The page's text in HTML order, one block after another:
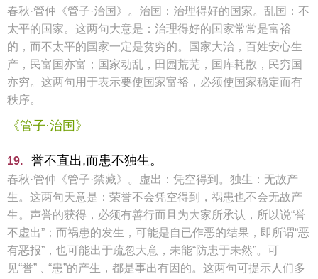
春秋·管仲《管子·治国》。治国：治理得好的国家。乱国：不
太平的国家。这两句大意是：治理得好的国家常常是富裕
的，而不太平的国家一定是贫穷的。国家大治，百姓安心生
产，民富国亦富；国家动乱，田园荒芜，国库耗散，民穷国
亦穷。这两句用于表示要使国家富裕，必须使国家稳定而有
秩序。
《管子·治国》
19. 誉不直出,而患不独生。
春秋·管仲《管子·禁藏》。虚出：凭空得到。独生：无故产
生。这两句天意是：荣誉不会凭空得到，祸患也不会无故产
生。声誉的获得，必须有善行而且为大家所承认，所以说“誉
不虚出”；而祸患的发生，可能是自已作恶的结果，即所谓“恶
有恶报”，也可能出于疏忽大意，未能“防患于未然”。可
见“誉”﹑“患”的产生，都是事出有因的。这两句可提示人们多